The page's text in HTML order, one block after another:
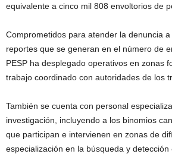
equivalente a cinco mil 808 envoltorios de
Comprometidos para atender la denuncia
reportes que se generan en el número de
PESP ha desplegado operativos en zonas
trabajo coordinado con autoridades de los
También se cuenta con personal
investigación, incluyendo a los binomios
que participan e intervienen en zonas de
especialización en la búsqueda y detección